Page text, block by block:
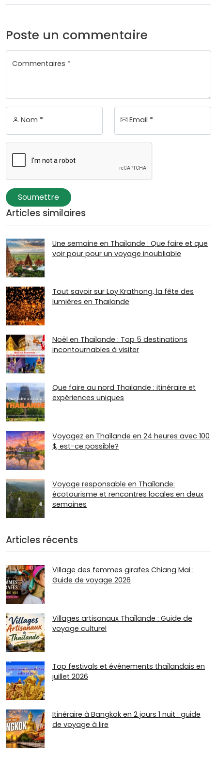
Poste un commentaire
Commentaires *
Nom * Email *
Soumettre
Articles similaires
Une semaine en Thaïlande : Que faire et que
voir pour pour un voyage inoubliable
Tout savoir sur Loy Krathong, la fête des
lumières en Thaïlande
Noël en Thaïlande : Top 5 destinations
incontournables à visiter
Que faire au nord Thaïlande : itinéraire et
expériences uniques
Voyagez en Thaïlande en 24 heures avec 100
$, est-ce possible?
Voyage responsable en Thaïlande:
écotourisme et rencontres locales en deux
semaines
Articles récents
Village des femmes girafes Chiang Mai :
Guide de voyage 2026
Villages artisanaux Thaïlande : Guide de
voyage culturel
Top festivals et événements thaïlandais en
juillet 2026
Itinéraire à Bangkok en 2 jours 1 nuit : guide
de voyage à lire